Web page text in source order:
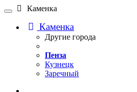
Каменка
Каменка
Другие города
Пенза
Кузнецк
Заречный